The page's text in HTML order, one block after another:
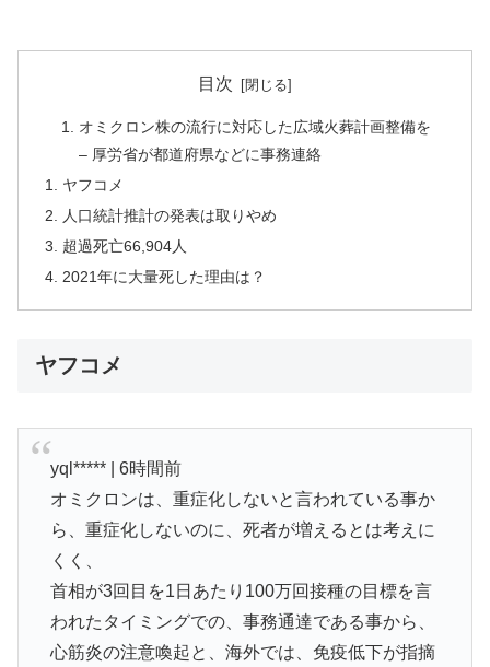
目次
オミクロン株の流行に対応した広域火葬計画整備を
– 厚労省が都道府県などに事務連絡
ヤフコメ
人口統計推計の発表は取りやめ
超過死亡66,904人
2021年に大量死した理由は？
ヤフコメ
yql***** | 6時間前
オミクロンは、重症化しないと言われている事か
ら、重症化しないのに、死者が増えるとは考えに
くく、
首相が3回目を1日あたり100万回接種の目標を言
われたタイミングでの、事務通達である事から、
心筋炎の注意喚起と、海外では、免疫低下が指摘